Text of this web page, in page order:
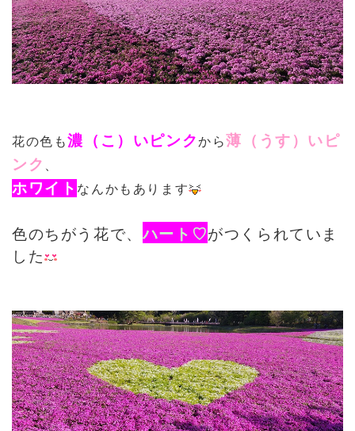
花の色も濃（こ）いピンクから薄（うす）いピ
ンク 、
ホワイト なんかもあります
色のちがう花で、 ハート♡がつくられていま
した